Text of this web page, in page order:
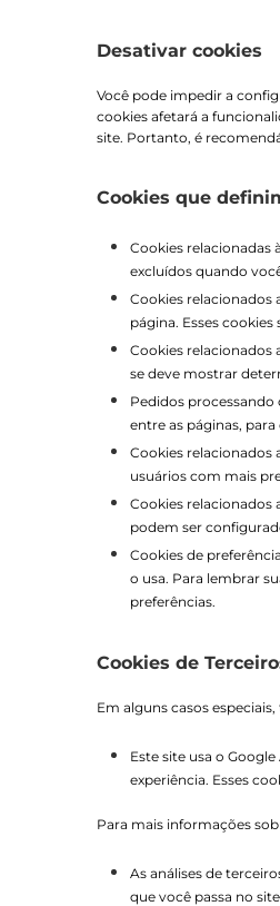
Desativar cookies
Você pode impedir a
cookies afetará a
site. Portanto, é
Cookies que
Cookies relacionadas
excluídos quando
Cookies relacionados
página. Esses
Cookies relacionados
se deve mostrar
Pedidos processando
entre as páginas,
Cookies relacionados
usuários com mais
Cookies
podem ser
Cookies de
o usa. Para lembrar
preferências.
Cookies de
Em alguns casos
Este site usa o
experiência. Esses
Para mais informações
As análises de
que você passa no